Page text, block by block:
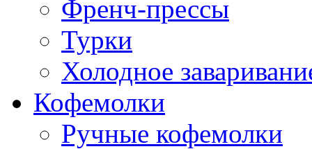
Френч-прессы
Турки
Холодное
Кофемолки
Ручные кофемолки